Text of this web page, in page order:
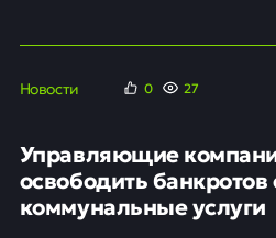
Новости 0 27
Управляющие
освободить банкротов
коммунальные услуги